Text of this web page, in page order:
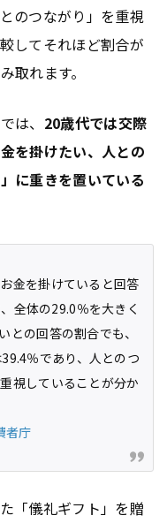
のつながり」を重視
してそれほど割合が
取れます。
は、 20歳代では交際
を掛けたい、人との
に重きを置いている
金を掛けていると回答
全体の29.0％を大きく
との回答の割合でも、
％であり、人とのつ
視していることが分か
者庁
「儀礼ギフト」を贈